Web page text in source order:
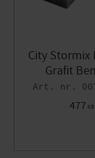
City Stormix
Grafit
477 KR